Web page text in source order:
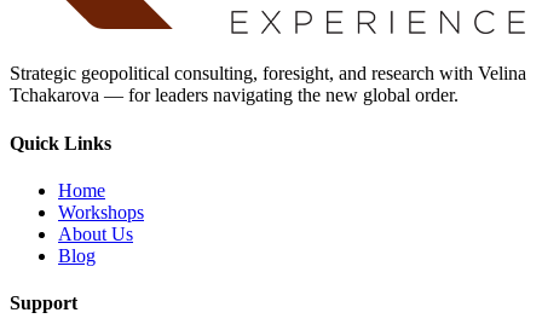
Strategic geopolitical consulting, foresight, and research with Velina
Tchakarova — for leaders navigating the new global order.
Quick Links
Home
Workshops
About Us
Blog
Support